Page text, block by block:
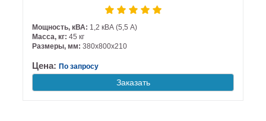
Мощность, кВА: 1,2 кВА (5,5 А)
Масса, кг: 45 кг
Размеры, мм: 380х800х210
Цена: По запросу
Заказать